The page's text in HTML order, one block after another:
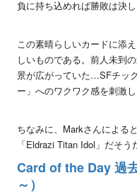
負に持ち込めれば勝敗は決し
この素晴らしいカードに添
しいものである。前人未到
景が広がっていた…SFチッ
ー」へのワクワク感を刺激
ちなみに、Markさんによる
「Eldrazi Titan Idol」だそう
Card of the Day 過
～）